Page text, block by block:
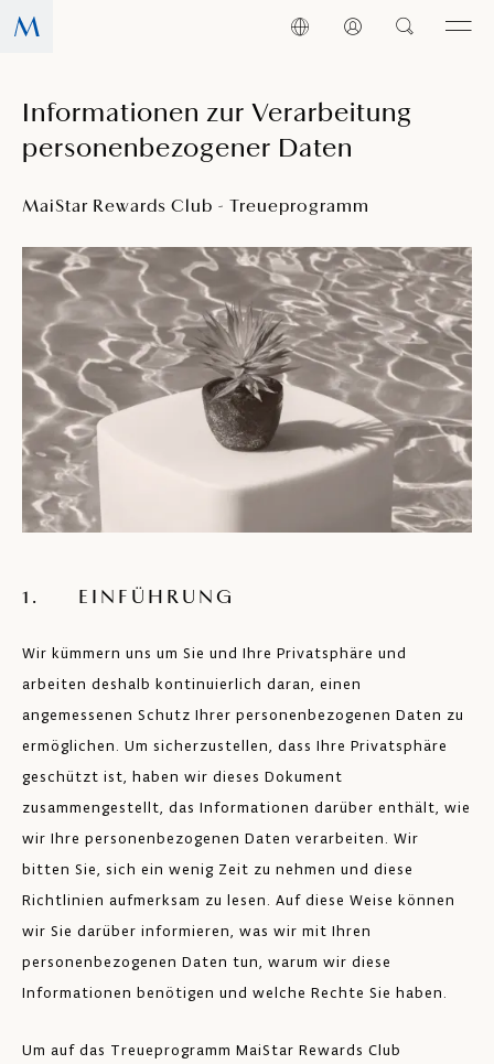
Informationen zur Verarbeitung
personenbezogener Daten
MaiStar Rewards Club - Treueprogramm
1. EINFÜHRUNG
Wir kümmern uns um Sie und Ihre Privatsphäre und
arbeiten deshalb kontinuierlich daran, einen
angemessenen Schutz Ihrer personenbezogenen Daten zu
ermöglichen. Um sicherzustellen, dass Ihre Privatsphäre
geschützt ist, haben wir dieses Dokument
zusammengestellt, das Informationen darüber enthält, wie
wir Ihre personenbezogenen Daten verarbeiten. Wir
bitten Sie, sich ein wenig Zeit zu nehmen und diese
Richtlinien aufmerksam zu lesen. Auf diese Weise können
wir Sie darüber informieren, was wir mit Ihren
personenbezogenen Daten tun, warum wir diese
Informationen benötigen und welche Rechte Sie haben.
Um auf das Treueprogramm MaiStar Rewards Club